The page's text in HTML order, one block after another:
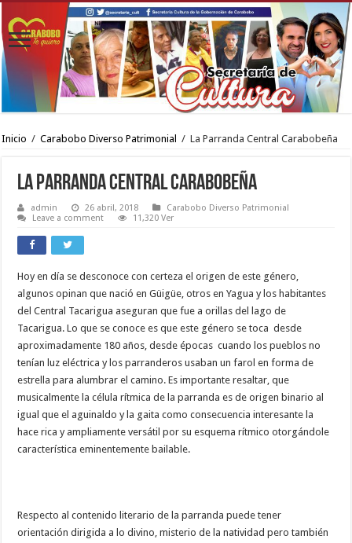
Inicio / Carabobo Diverso Patrimonial / La Parranda Central Carabobeña
La Parranda Central Carabobeña
admin 26 abril, 2018
Carabobo Diverso Patrimonial
Leave a comment
11,320 Ver
Hoy en día se desconoce con certeza el origen de este género,
algunos opinan que nació en Güigüe, otros en Yagua y los habitantes
del Central Tacarigua aseguran que fue a orillas del lago de
Tacarigua. Lo que se conoce es que este género se toca desde
aproximadamente 180 años, desde épocas cuando los pueblos no
tenían luz eléctrica y los parranderos usaban un farol en forma de
estrella para alumbrar el camino. Es importante resaltar, que
musicalmente la célula rítmica de la parranda es de origen binario al
igual que el aguinaldo y la gaita como consecuencia interesante la
hace rica y ampliamente versátil por su esquema rítmico otorgándole
característica eminentemente bailable.
Respecto al contenido literario de la parranda puede tener
orientación dirigida a lo divino, misterio de la natividad pero también